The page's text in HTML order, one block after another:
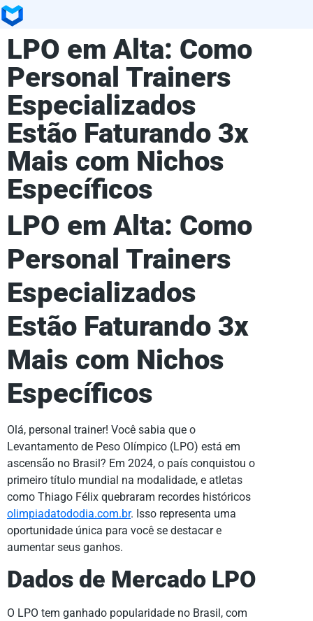
LPO em Alta: Como
Personal Trainers
Especializados
Estão Faturando 3x
Mais com Nichos
Específicos
LPO em Alta: Como
Personal Trainers
Especializados
Estão Faturando 3x
Mais com Nichos
Específicos
Olá, personal trainer! Você sabia que o
Levantamento de Peso Olímpico (LPO) está em
ascensão no Brasil? Em 2024, o país conquistou o
primeiro título mundial na modalidade, e atletas
como Thiago Félix quebraram recordes históricos
olimpiadatododia.com.br. Isso representa uma
oportunidade única para você se destacar e
aumentar seus ganhos.
Dados de Mercado LPO
O LPO tem ganhado popularidade no Brasil, com